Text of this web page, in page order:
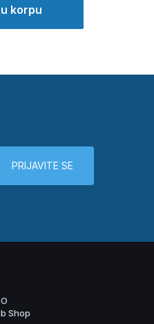
korpu
PRIJAVITE SE
Shop